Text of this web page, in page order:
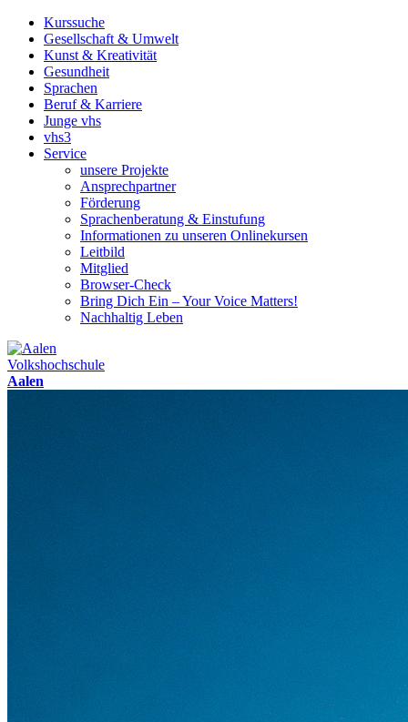
Kurssuche
Gesellschaft & Umwelt
Kunst & Kreativität
Gesundheit
Sprachen
Beruf & Karriere
Junge vhs
vhs3
Service
unsere Projekte
Ansprechpartner
Förderung
Sprachenberatung & Einstufung
Informationen zu unseren Onlinekursen
Leitbild
Mitglied
Browser-Check
Bring Dich Ein – Your Voice Matters!
Nachhaltig Leben
Volkshochschule
Aalen